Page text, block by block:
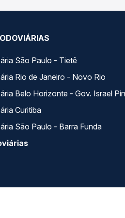
São Paulo - Tietê
Rio de Janeiro - Novo Rio
Belo Horizonte - Gov. Israel
Curitiba
São Paulo - Barra Funda